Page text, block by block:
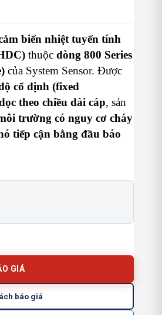
biến nhiệt tuyến tính
thuộc dòng 800 Series
của System Sensor. Được
cố định (fixed
theo chiều dài cáp, sản
trường có nguy cơ cháy
tiếp cận bằng đầu báo
GIÁ
báo giá